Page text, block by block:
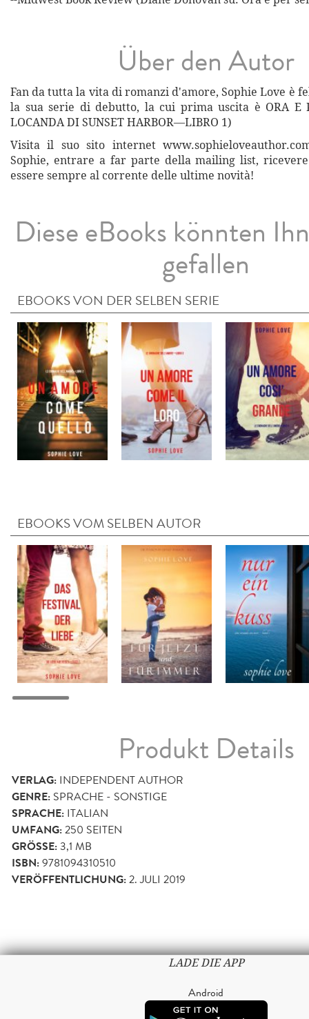
Über den Autor
Fan da tutta la vita di romanzi d'amore, Sophie Love è
la sua serie di debutto, la cui prima uscita è ORA E
LOCANDA DI SUNSET HARBOR—LIBRO 1)
Visita il suo sito internet
Sophie, entrare a far parte della mailing list,
essere sempre al corrente delle ultime novità!
Diese eBooks könnten
gefallen
EBOOKS VON DER SELBEN SERIE
EBOOKS VOM SELBEN AUTOR
Produkt Details
VERLAG: INDEPENDENT AUTHOR
GENRE: SPRACHE - SONSTIGE
SPRACHE: ITALIAN
UMFANG:250 SEITEN
GRÖSSE: 3,1 MB
ISBN:9781094310510
VERÖFFENTLICHUNG:2. JULI 2019
LADE DIE APP
Android